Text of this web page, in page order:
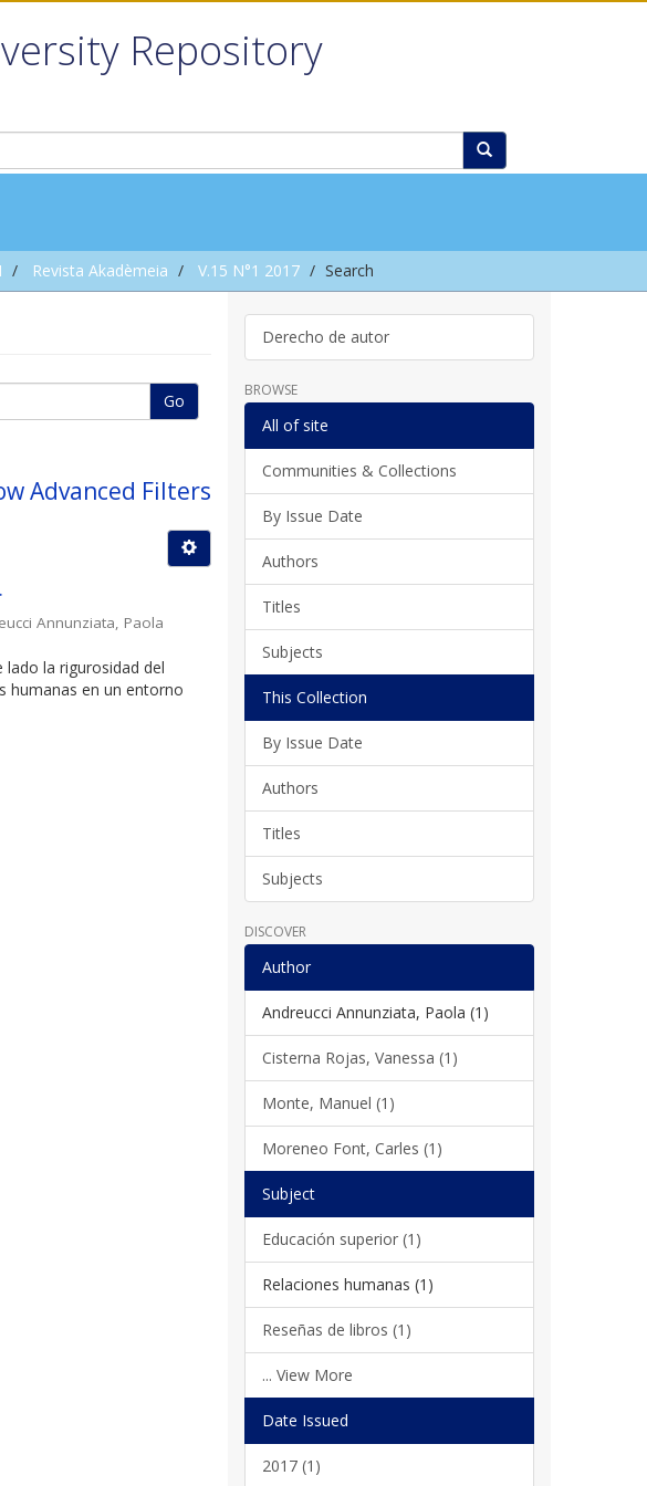
Repository
Revista Akadèmeia V.15 N°1 2017 Search
Go
Advanced Filters
Annunziata, Paola
la rigurosidad del
humanas en un entorno
Derecho de autor
BROWSE
All of site
Communities & Collections
By Issue Date
Authors
Titles
Subjects
This Collection
By Issue Date
Authors
Titles
Subjects
DISCOVER
Author
Andreucci Annunziata, Paola (1)
Cisterna Rojas, Vanessa (1)
Monte, Manuel (1)
Moreneo Font, Carles (1)
Subject
Educación superior (1)
Relaciones humanas (1)
Reseñas de libros (1)
... View More
Date Issued
2017 (1)